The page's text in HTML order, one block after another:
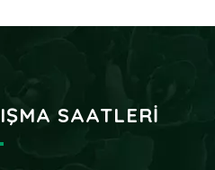
SAATLERI